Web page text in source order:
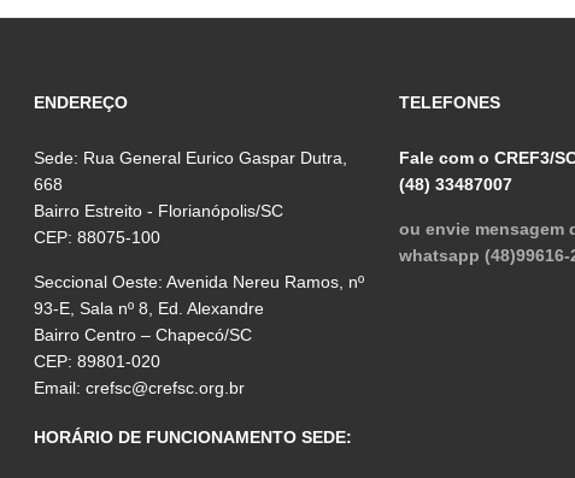
ENDEREÇO
Sede: Rua General Eurico Gaspar Dutra,
668
Bairro Estreito - Florianópolis/SC
CEP: 88075-100
Seccional Oeste: Avenida Nereu Ramos, nº
93-E, Sala nº 8, Ed. Alexandre
Bairro Centro – Chapecó/SC
CEP: 89801-020
Email:crefsc@crefsc.org.br
HORÁRIO DE FUNCIONAMENTO SEDE:
TELEFONES
Fale com o CREF3/
(48) 33487007
ou envie mensagem
whatsapp (48)99616-